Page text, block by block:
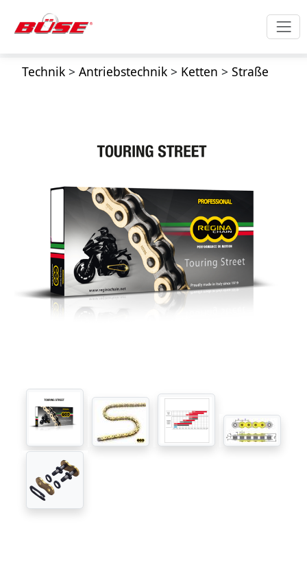
Technik> Antriebstechnik> Ketten > Straße